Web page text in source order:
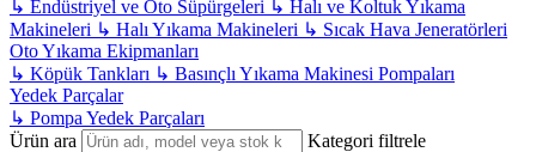
↳ Endüstriyel ve Oto Süpürgeleri ↳ Halı ve Koltuk Yıkama
Makineleri ↳ Halı Yıkama Makineleri ↳ Sıcak Hava Jeneratörleri
Oto Yıkama Ekipmanları
↳ Köpük Tankları ↳ Basınçlı Yıkama Makinesi Pompaları
Yedek Parçalar
↳ Pompa Yedek Parçaları
Ürün ara
Kategori filtrele